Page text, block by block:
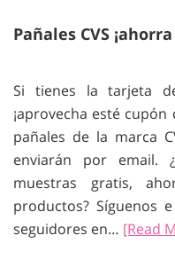
Pañales CVS
Si tienes la tarjeta
¡aprovecha esté
pañales de la marca
enviarán por email.
muestras gratis,
productos? Síguenos
seguidores en… [Read